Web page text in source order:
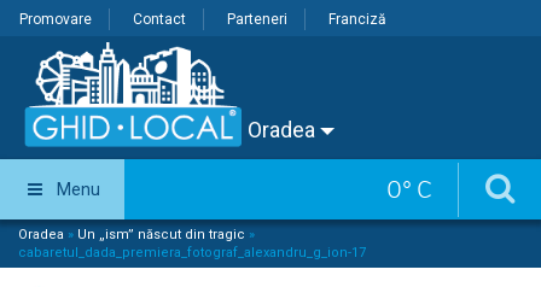
Promovare Contact Parteneri Franciză
Oradea
0° C
Menu
Oradea » Un „ism” născut din tragic »
cabaretul_dada_premiera_fotograf_alexandru_g_ion-17